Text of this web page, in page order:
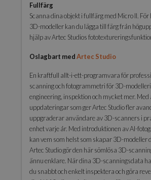
Fullfärg
Scanna dina objekt i fullfärg med Micro II.
3D-modeller kan du lägga till färg från
hjälp av Artec Studios
Oslagbart medArtec Studio
En kraftfull allt-i-ett-programvara för
scanning och fotogrammetri för 3D-
engineering, inspektion och mycket mer. Med
uppdateringar som ger Artec Studio fler
uppgraderar användare av 3D-scanners i
enhet varje år. Med introduktionen av AI-
kan vem som helst som skapar 3D-modeller
Artec Studio gör den här sömlösa 3D-
ännu enklare. När dina 3D-scanningsdata
du snabbt och enkelt inspektera och göra